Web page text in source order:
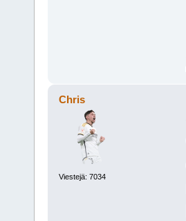
Chris
Viestejä: 7034